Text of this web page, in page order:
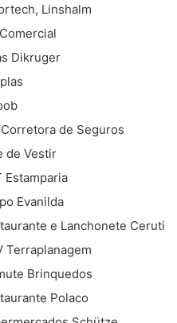
Linshalm
Dikruger
de Seguros
de Vestir
Estamparia
Evanilda
e Lanchonete Ceruti
Terraplanagem
Brinquedos
Polaco